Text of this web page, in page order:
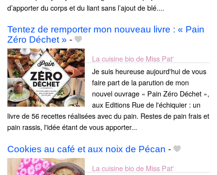
d’apporter du corps et du liant sans l’ajout de blé....
Tentez de remporter mon nouveau livre : « Pain
Zéro Déchet » -
La cuisine bio de Miss Pat'
Je suis heureuse aujourd'hui de vous
faire part de la parution de mon
nouvel ouvrage « Pain Zéro Déchet »,
aux Editions Rue de l'échiquier : un
livre de 56 recettes réalisées avec du pain. Restes de pain frais et
pain rassis, l'idée étant de vous apporter...
Cookies au café et aux noix de Pécan -
La cuisine bio de Miss Pat'